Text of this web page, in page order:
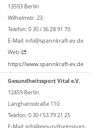
13593 Berlin
Wilhelmstr. 23
Telefon: 0 30 / 36 28 91 70
E-Mail: info@spannkraft-ev.de
Web:
https://www.spannkraft-ev.de
Gesundheitssport Vital e.V.
12459 Berlin
Langhansstraße 110
Telefon: 0 30 / 53 79 21 25